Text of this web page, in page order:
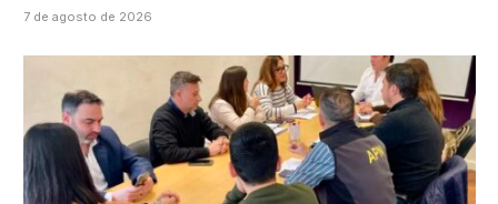
7 de agosto de 2026